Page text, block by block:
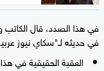
في هذا الصدد، قال الكاتب
في حديثه لـ"سكاي نيوز
العقبة الحقيقية في